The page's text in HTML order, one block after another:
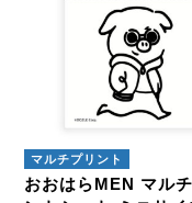
モ
マルチプリント
おおはらMEN マル